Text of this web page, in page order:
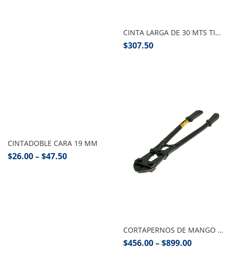
CINTA LARGA DE 30 MTS TIPO CRUCETA, TRUPER
$307.50
CINTADOBLE CARA 19 MM
$26.00–$47.50
CORTAPERNOS DE MANGO TUBULAR
$456.00–$899.00